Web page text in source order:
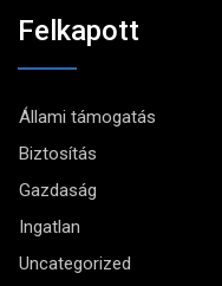
Felkapott
Állami támogatás
Biztosítás
Gazdaság
Ingatlan
Uncategorized